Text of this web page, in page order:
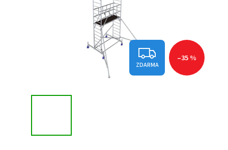
ZDARMA
–35 %